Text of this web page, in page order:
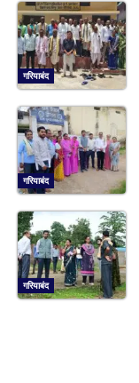
गरियाबंद
गरियाबंद
गरियाबंद